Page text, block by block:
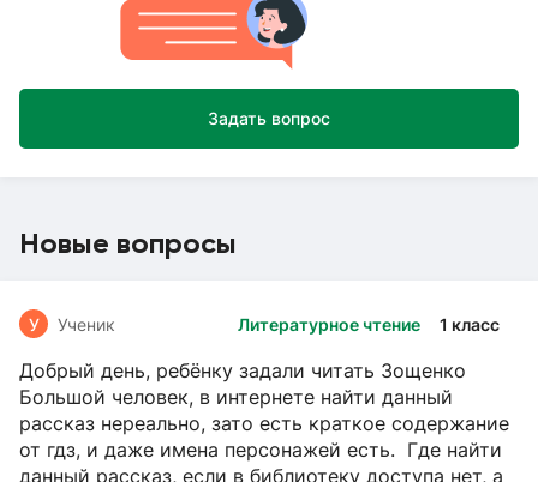
Задать вопрос
Новые вопросы
Литературное чтение 1 класс
У Ученик
Добрый день, ребёнку задали читать Зощенко
Большой человек, в интернете найти данный
рассказ нереально, зато есть краткое содержание
от гдз, и даже имена персонажей есть. Где найти
данный рассказ, если в библиотеку доступа нет, а